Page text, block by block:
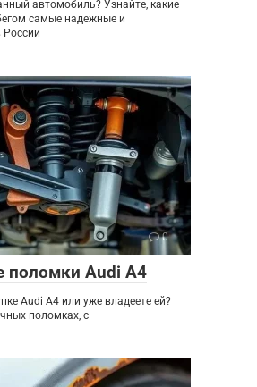
автомобиль? Узнайте, какие
самые надежные и
0
поломки Audi A4
Audi A4 или уже владеете ей?
поломках, с